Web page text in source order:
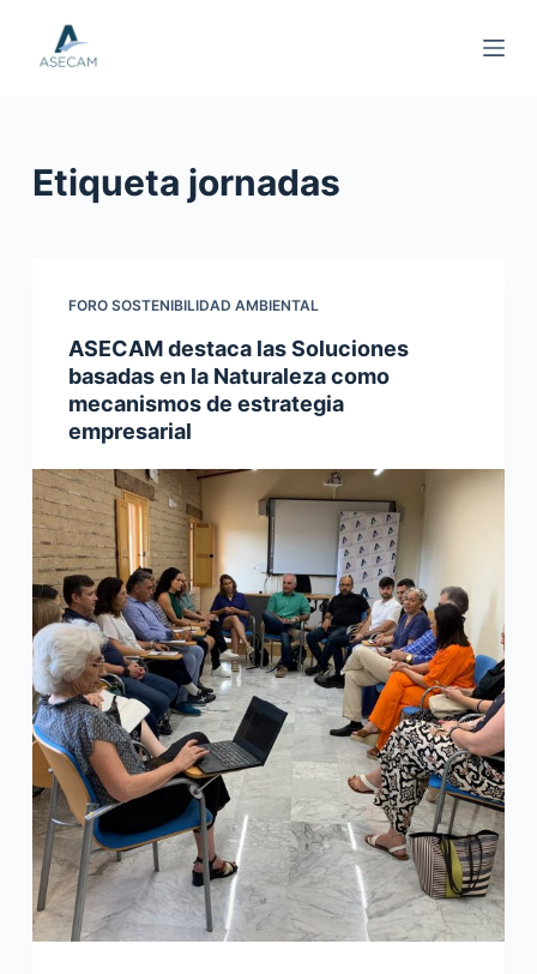
d
o
Etiqueta jornadas
FORO SOSTENIBILIDAD AMBIENTAL
ASECAM destaca las Soluciones
basadas en la Naturaleza como
mecanismos de estrategia
empresarial